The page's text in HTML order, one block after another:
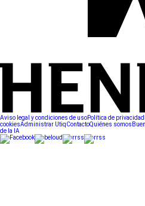
Aviso legal y condiciones de usoPolítica de privacidad
cookiesAdministrar UtiqContactoQuiénes somos
de la IA